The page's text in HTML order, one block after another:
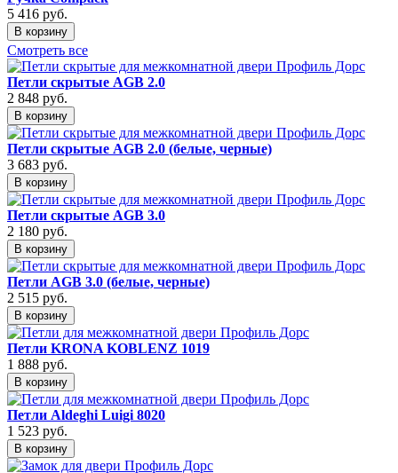
5 416 руб.
В корзину
Смотреть все
Петли скрытые AGB 2.0
2 848 руб.
В корзину
Петли скрытые AGB 2.0 (белые, черные)
3 683 руб.
В корзину
Петли скрытые AGB 3.0
2 180 руб.
В корзину
Петли AGB 3.0 (белые, черные)
2 515 руб.
В корзину
Петли KRONA KOBLENZ 1019
1 888 руб.
В корзину
Петли Aldeghi Luigi 8020
1 523 руб.
В корзину